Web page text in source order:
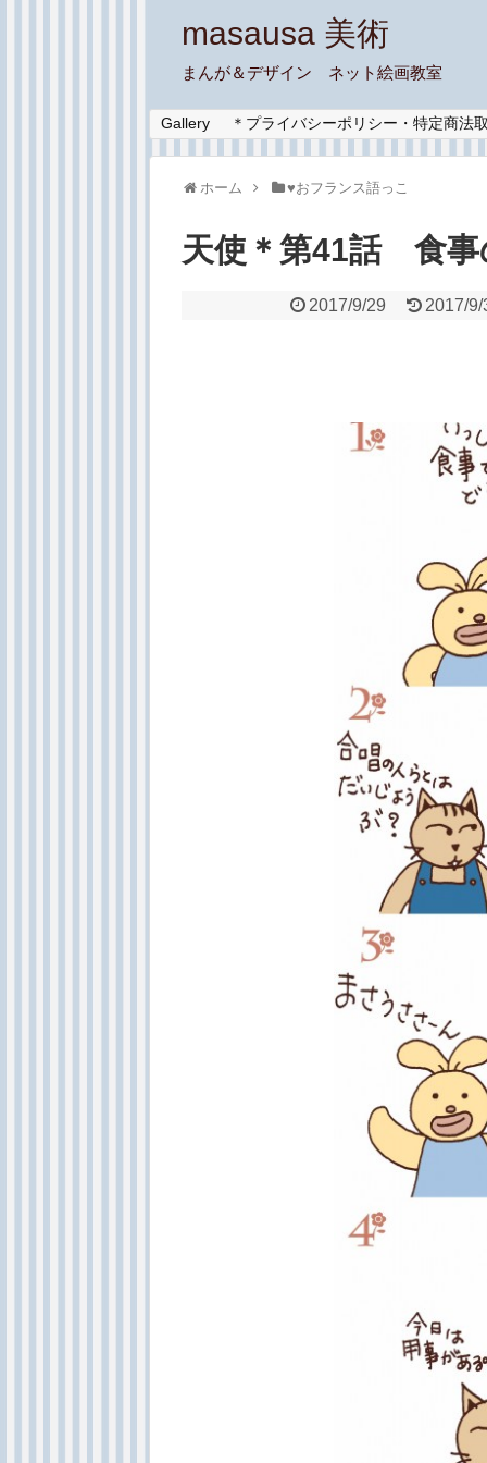
masausa 美術
まんが＆デザイン ネット絵画教室
Gallery ＊プライバシーポリシー・特定商法
ホーム ♥︎おフランス語っこ
天使＊第41話 食事
2017/9/29 2017/9/